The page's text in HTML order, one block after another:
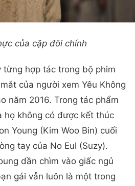
của cặp đôi chính
từng hợp tác trong bộ phim
của người xem Yêu Không
năm 2016. Trong tác phẩm
họ không có được kết thúc
Young (Kim Woo Bin) cuối
tay của No Eul (Suzy).
dần chìm vào giấc ngủ
gái vẫn luôn là một trong